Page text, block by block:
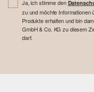
Ja, ich stimme den
zu und möchte Informationen
Produkte erhalten und bin
GmbH & Co. KG zu diesem
darf.